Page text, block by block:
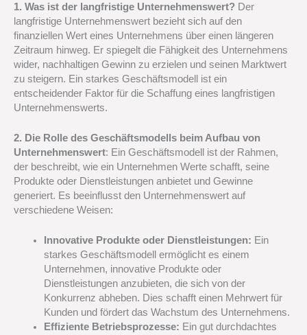
1. Was ist der langfristige Unternehmenswert? Der
langfristige Unternehmenswert bezieht sich auf den
finanziellen Wert eines Unternehmens über einen längeren
Zeitraum hinweg. Er spiegelt die Fähigkeit des Unternehmens
wider, nachhaltigen Gewinn zu erzielen und seinen Marktwert
zu steigern. Ein starkes Geschäftsmodell ist ein
entscheidender Faktor für die Schaffung eines langfristigen
Unternehmenswerts.
2. Die Rolle des Geschäftsmodells beim Aufbau von
Unternehmenswert: Ein Geschäftsmodell ist der Rahmen,
der beschreibt, wie ein Unternehmen Werte schafft, seine
Produkte oder Dienstleistungen anbietet und Gewinne
generiert. Es beeinflusst den Unternehmenswert auf
verschiedene Weisen:
Innovative Produkte oder Dienstleistungen: Ein
starkes Geschäftsmodell ermöglicht es einem
Unternehmen, innovative Produkte oder
Dienstleistungen anzubieten, die sich von der
Konkurrenz abheben. Dies schafft einen Mehrwert für
Kunden und fördert das Wachstum des Unternehmens.
Effiziente Betriebsprozesse: Ein gut durchdachtes